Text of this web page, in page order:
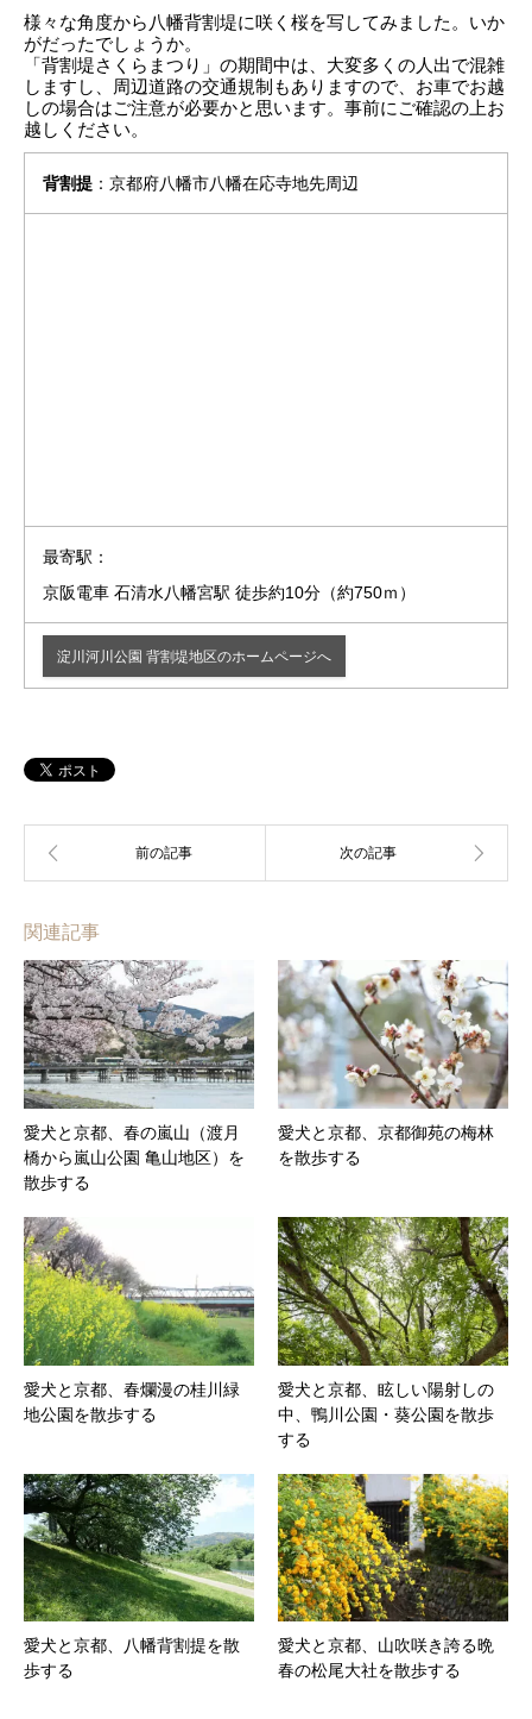
様々な角度から八幡背割堤に咲く桜を写してみました。いか
がだったでしょうか。
「背割堤さくらまつり」の期間中は、大変多くの人出で混雑
しますし、周辺道路の交通規制もありますので、お車でお越
しの場合はご注意が必要かと思います。事前にご確認の上お
越しください。
背割提 ：京都府八幡市八幡在応寺地先周辺
最寄駅：
京阪電車 石清水八幡宮駅 徒歩約10分（約750ｍ）
淀川河川公園 背割堤地区のホームページへ
関連記事
愛犬と京都、春の嵐山（渡月
橋から嵐山公園 亀山地区）を
散歩する
愛犬と京都、京都御苑の梅林
を散歩する
愛犬と京都、春爛漫の桂川緑
地公園を散歩する
愛犬と京都、眩しい陽射しの
中、鴨川公園・葵公園を散歩
する
愛犬と京都、八幡背割提を散
歩する
愛犬と京都、山吹咲き誇る晩
春の松尾大社を散歩する